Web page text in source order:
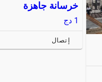
خرسانة جاهزة
1 دج
إتصال